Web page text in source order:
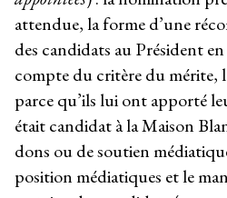
attendue, la forme d’une
des candidats au Président
compte du critère du mérite,
parce qu’ils lui ont apporté
était candidat à la Maison
dons ou de soutien
position médiatiques et le